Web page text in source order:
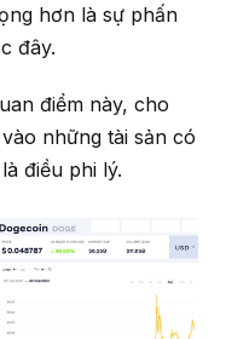
hơn là sự phấn
đây.
điểm này, cho
những tài sản có
điều phi lý.